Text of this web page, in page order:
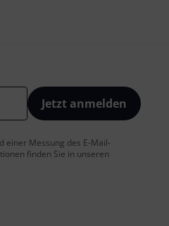
Jetzt anmelden
einer Messung des E-Mail-
finden Sie in unseren